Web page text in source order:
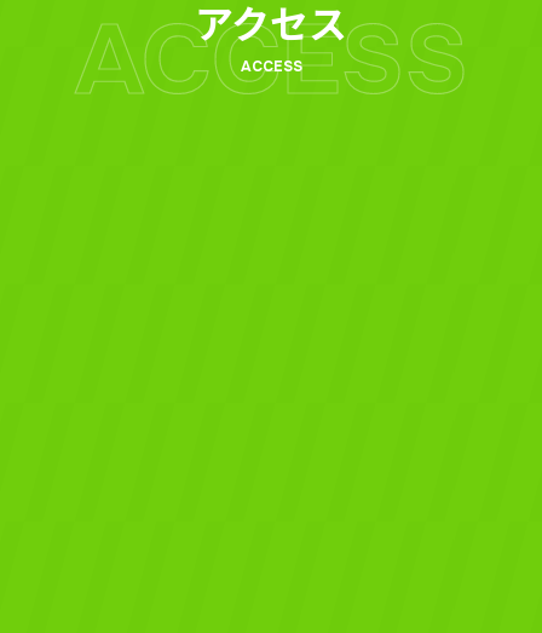
ACCESS
アクセス
ACCESS